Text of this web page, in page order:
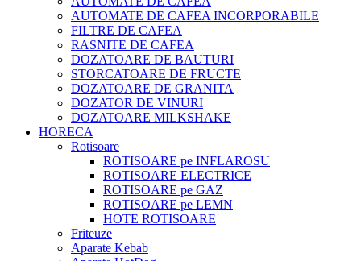
AUTOMATE DE CAFEA INCORPORABILE
FILTRE DE CAFEA
RASNITE DE CAFEA
DOZATOARE DE BAUTURI
STORCATOARE DE FRUCTE
DOZATOARE DE GRANITA
DOZATOR DE VINURI
DOZATOARE MILKSHAKE
HORECA
Rotisoare
ROTISOARE pe INFLAROSU
ROTISOARE ELECTRICE
ROTISOARE pe GAZ
ROTISOARE pe LEMN
HOTE ROTISOARE
Friteuze
Aparate Kebab